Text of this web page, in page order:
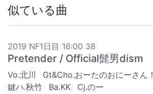
似ている曲
2019 NF1日目 16:00 38
Pretender / Official髭男dism
Vo.北川 Gt&Cho.おーたのおにーさん！
鍵ハ.秋竹
Ba.KK Cj.のー